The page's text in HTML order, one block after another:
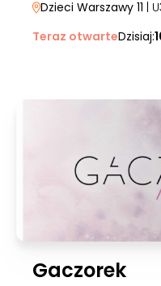
Dzieci Warszawy 11 |
Teraz otwarteDzisiaj:
Gaczorek